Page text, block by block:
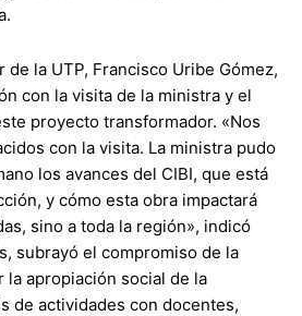
la UTP, Francisco Uribe Gómez,
con la visita de la ministra y el
proyecto transformador. «Nos
con la visita. La ministra pudo
los avances del CIBI, que está
y cómo esta obra impactará
sino a toda la región», indicó
subrayó el compromiso de la
apropiación social de la
de actividades con docentes,